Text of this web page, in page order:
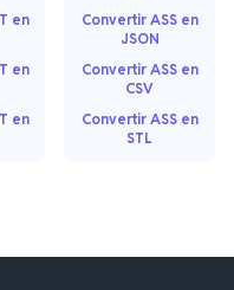
en
en
en
Convertir ASS en
JSON
Convertir ASS en
CSV
Convertir ASS en
STL